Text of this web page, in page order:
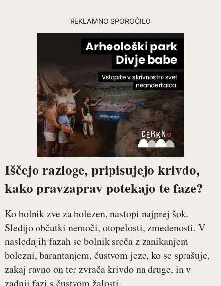
REKLAMNO SPOROČILO
Iščejo razloge, pripisujejo krivdo,
kako pravzaprav potekajo te faze?
Ko bolnik zve za bolezen, nastopi najprej šok.
Sledijo občutki nemoči, otopelosti, zmedenosti. V
naslednjih fazah se bolnik sreča z zanikanjem
bolezni, barantanjem, čustvom jeze, ko se sprašuje,
zakaj ravno on ter zvrača krivdo na druge, in v
zadnji fazi s čustvom žalosti.